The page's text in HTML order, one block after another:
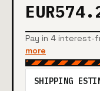
Pay in 4 interest-
more
SHIPPING